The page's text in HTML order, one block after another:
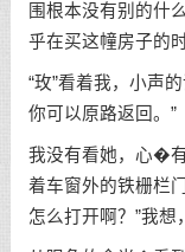
围根本没有别的什
乎在买这幢房子的
“玫”看着我，小声
你可以原路返回。”
我没有看她，心�
着车窗外的铁栅栏
怎么打开啊？”我想